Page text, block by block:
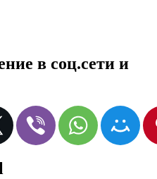
в соц.сети и